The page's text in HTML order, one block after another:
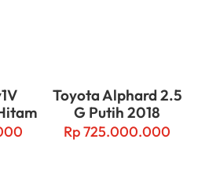
Toyota Alphard 2.5
G Putih 2018
Rp725.000.000